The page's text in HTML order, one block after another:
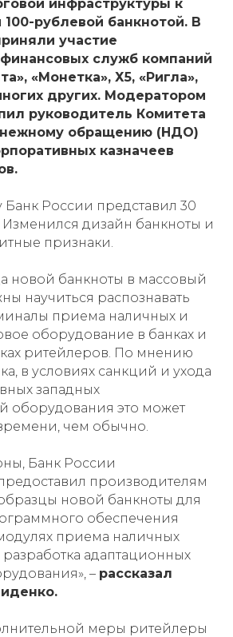
инфраструктуры к
100-рублевой банкнотой. В
участие
служб компаний
«Монетка», Х5, «Ригла»,
других. Модератором
руководитель Комитета
обращению (НДО)
казначеев
Банк России представил 30
Изменился дизайн банкноты и
признаки.
новой банкноты в массовый
научиться распознавать
приема наличных и
оборудование в банках и
ритейлеров. По мнению
в условиях санкций и ухода
западных
оборудования это может
чем обычно.
Банк России
производителям
новой банкноты для
обеспечения
приема наличных
разработка адаптационных
– рассказал
меры ритейлеры